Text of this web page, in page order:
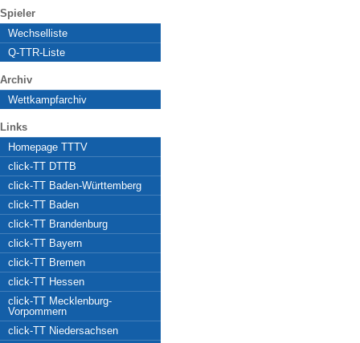
Spieler
Wechselliste
Q-TTR-Liste
Archiv
Wettkampfarchiv
Links
Homepage TTTV
click-TT DTTB
click-TT Baden-Württemberg
click-TT Baden
click-TT Brandenburg
click-TT Bayern
click-TT Bremen
click-TT Hessen
click-TT Mecklenburg-
Vorpommern
click-TT Niedersachsen